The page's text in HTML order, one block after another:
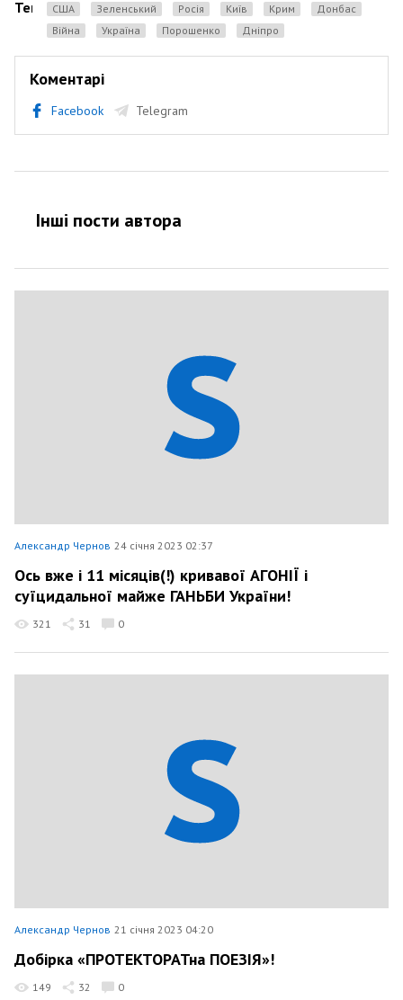
Теги США Зеленський Росія Київ Крим
Донбас
Війна
Україна порошенко Дніпро
Коментарі
Facebook Telegram
Інші пости автора
Александр Чернов 24 січня 2023 02:37
Ось вже і 11 місяців(!) кривавої АГОНІЇ і
суїцидальної майже ГАНЬБИ України!
321 31 0
Александр Чернов 21 січня 2023 04:20
Добірка «ПРОТЕКТОРАТна ПОЕЗІЯ»!
149 32 0